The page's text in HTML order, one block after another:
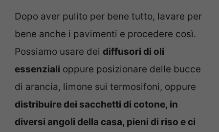
Dopo aver pulito per bene tutto, lavare per
bene anche i pavimenti e procedere così.
Possiamo usare dei diffusori di oli
essenziali oppure posizionare delle bucce
di arancia, limone sui termosifoni, oppure
distribuire dei sacchetti di cotone, in
diversi angoli della casa, pieni di riso e ci